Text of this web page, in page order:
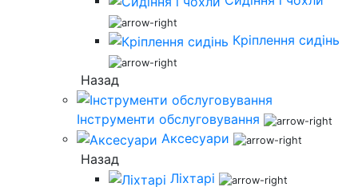
Кріплення сидінь
Назад
Інструменти обслуговування
Аксесуари
Назад
Ліхтарі